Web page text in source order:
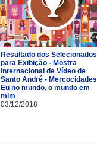
Resultado dos Selecionados
para Exibição - Mostra
Internacional de Vídeo de
Santo André - Mercocidades
Eu no mundo, o mundo em
mim
03/12/2018